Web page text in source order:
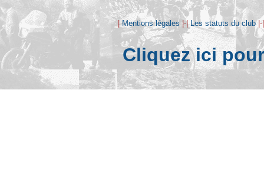
|Mentions légales |-|Les statuts du club
Cliquez ici